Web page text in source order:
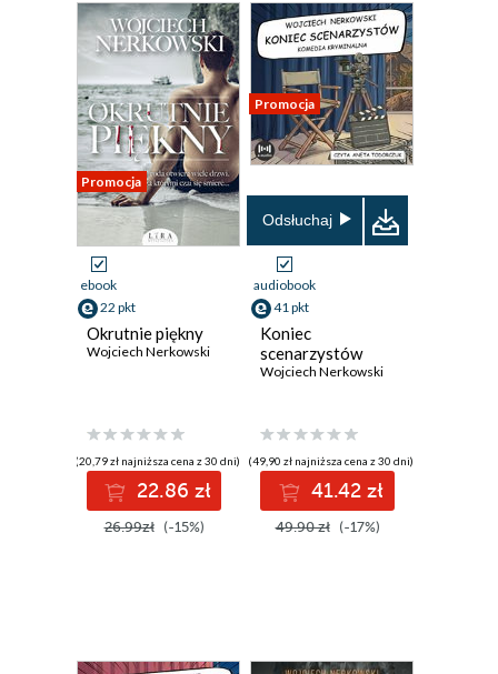
Promocja
ebook
22 pkt
Okrutnie piękny
Wojciech Nerkowski
(20,79 zł najniższa cena z 30 dni)
22.86 zł
26.99zł (-15%)
Promocja
Odsłuchaj
audiobook
41 pkt
Koniec
scenarzystów
Wojciech Nerkowski
(49,90 zł najniższa cena z 30 dni)
41.42 zł
49.90 zł (-17%)